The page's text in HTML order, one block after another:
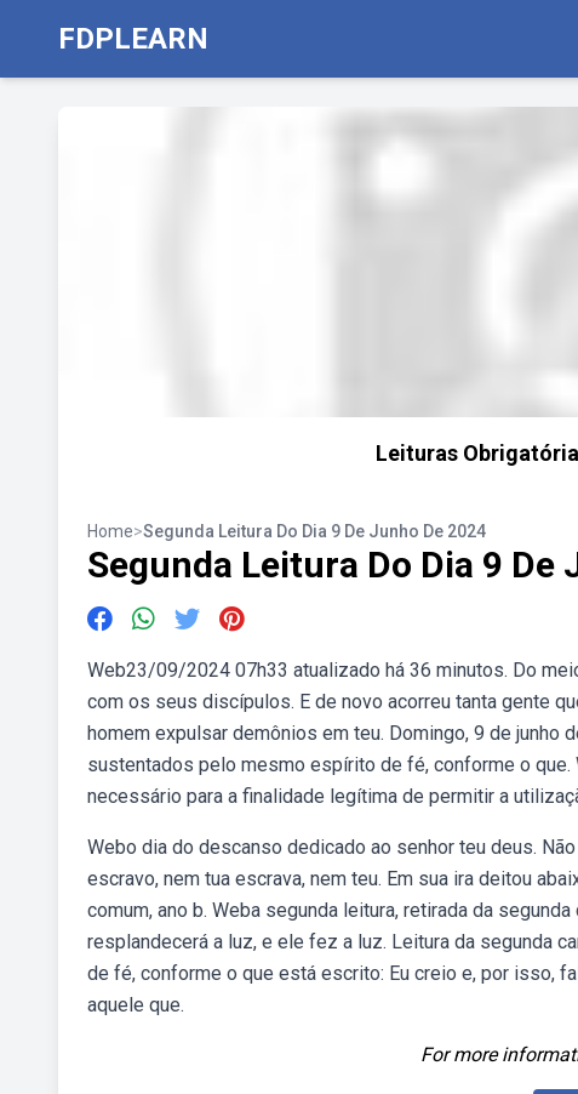
FDPLEARN
Leituras
Home>Segunda Leitura Do Dia 9 De Junho De 2024
Segunda Leitura Do Dia 9 De
Web23/09/2024 07h33 atualizado há 36 minutos. Do
com os seus discípulos. E de novo acorreu tanta gente
homem expulsar demônios em teu. Domingo, 9 de junho
sustentados pelo mesmo espírito de fé, conforme o
necessário para a finalidade legítima de permitir a
Webo dia do descanso dedicado ao senhor teu deus.
escravo, nem tua escrava, nem teu. Em sua ira deitou
comum, ano b. Weba segunda leitura, retirada da
resplandecerá a luz, e ele fez a luz. Leitura da segunda
de fé, conforme o que está escrito: Eu creio e, por isso,
aquele que.
For more